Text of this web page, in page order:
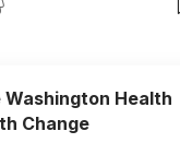
Washington Health
Change